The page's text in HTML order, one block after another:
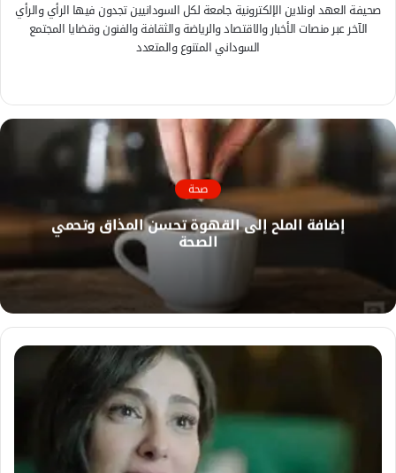
صحيفة العهد اونلاين الإلكترونية جامعة لكل السودانيين تجدون فيها الرأي والرأي
الآخر عبر منصات الأخبار والاقتصاد والرياضة والثقافة والفنون وقضايا المجتمع
السوداني المتنوع والمتعدد
م
و
ا
ل
و
ي
س
ب
و
ك صحة
إضافة الملح إلى القهوة تحسن المذاق وتحمي
الصحة